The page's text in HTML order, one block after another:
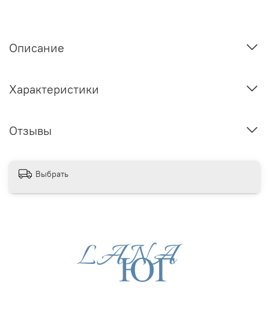
Описание
Характеристики
Отзывы
Выбрать